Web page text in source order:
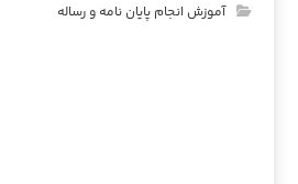
آموزش انجام پایان نامه و رساله